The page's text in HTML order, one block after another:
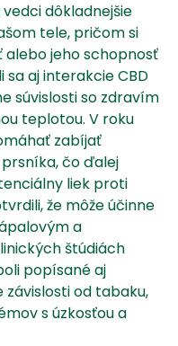
dôkladnejšie
tele, pričom si
alebo jeho schopnosť
sa aj interakcie CBD
súvislosti so zdravím
teplotou. V roku
zabíjať
čo ďalej
liek proti
že môže účinne
a
štúdiách
popísané aj
závislosti od tabaku,
s úzkosťou a